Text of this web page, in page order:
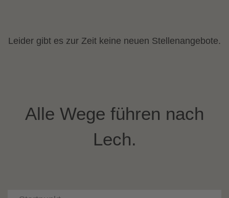
Leider gibt es zur Zeit keine neuen Stellenangebote.
Alle Wege führen nach
Lech.